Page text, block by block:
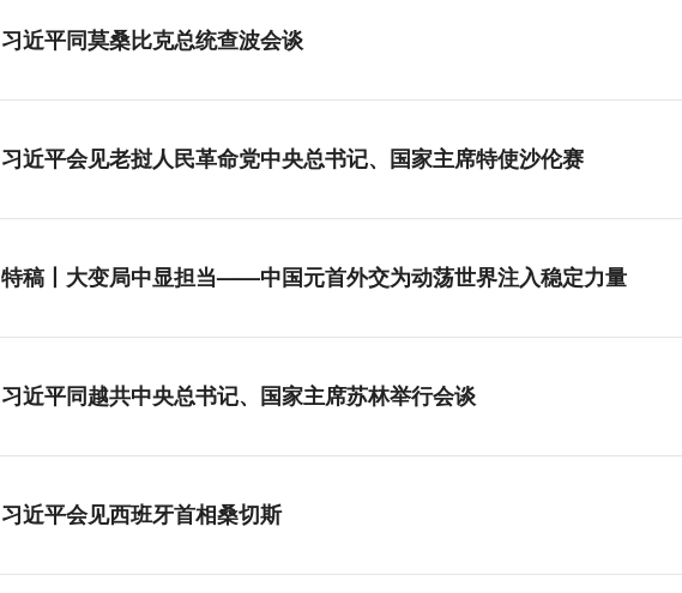
习近平同莫桑比克总统查波会谈
习近平会见老挝人民革命党中央总书记、国家主席特使沙伦赛
特稿丨大变局中显担当——中国元首外交为动荡世界注入稳定力量
习近平同越共中央总书记、国家主席苏林举行会谈
习近平会见西班牙首相桑切斯